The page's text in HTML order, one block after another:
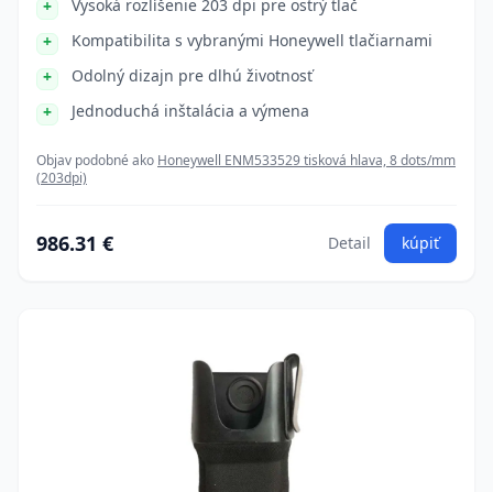
Vysoká rozlíšenie 203 dpi pre ostrý tlač
Kompatibilita s vybranými Honeywell tlačiarnami
Odolný dizajn pre dlhú životnosť
Jednoduchá inštalácia a výmena
Objav podobné ako Honeywell ENM533529 tisková hlava, 8 dots/mm
(203dpi)
986.31 € Detail kúpiť